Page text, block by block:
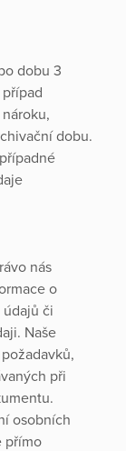
dobu 3
dobu.
nás
o
či
Naše
při
osobních
přímo